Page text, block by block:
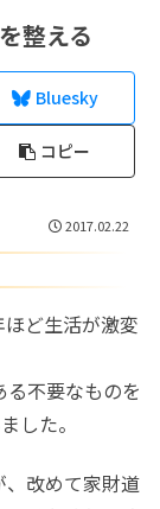
整える
Bluesky
コピー
2017.02.22
ど生活が激変
不要なものを
した。
改めて家財道